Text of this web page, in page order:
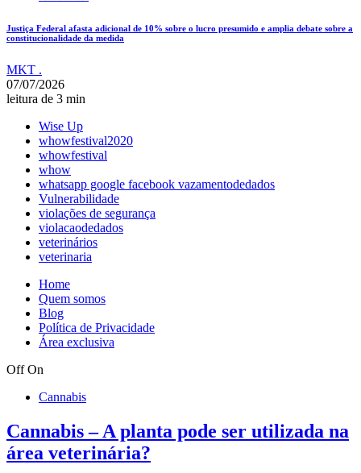
Justiça Federal afasta adicional de 10% sobre o lucro presumido e amplia debate sobre a
constitucionalidade da medida
MKT .
07/07/2026
leitura de 3 min
Wise Up
whowfestival2020
whowfestival
whow
whatsapp google facebook vazamentodedados
Vulnerabilidade
violações de segurança
violacaodedados
veterinários
veterinaria
Home
Quem somos
Blog
Política de Privacidade
Área exclusiva
Off On
Cannabis
Cannabis – A planta pode ser utilizada na
área veterinária?